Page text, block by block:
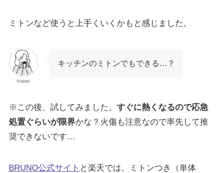
ミトンなど使うと上手くいくかもと感じました。
fuwari
キッチンのミトンでもできる…？
※この後、試してみました。 すぐに熱くなるので応急
処置ぐらいが限界かな？火傷も注意なので率先して推
奨できないです…
BRUNO公式サイト と楽天では、ミトンつき（単体